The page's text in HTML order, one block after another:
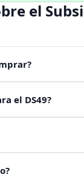
el
el DS49?